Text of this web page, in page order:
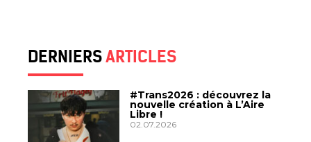
DERNIERSARTICLES
#Trans2026 : découvrez la
nouvelle création à L’Aire
Libre !
02.07.2026